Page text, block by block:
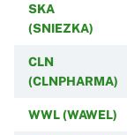
SKA
(SNIEZKA)
CLN
(CLNPHARMA)
WWL (WAWEL)